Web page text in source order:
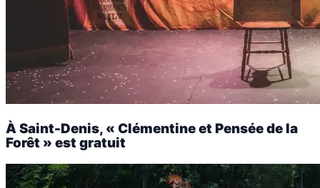
À Saint-Denis, « Clémentine et Pensée de la
Forêt » est gratuit